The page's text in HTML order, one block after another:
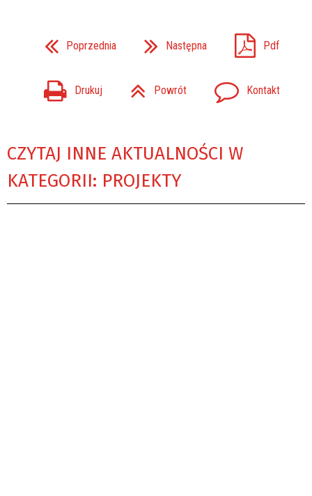
Poprzednia Następna Pdf
Drukuj Powrót Kontakt
CZYTAJ INNE AKTUALNOŚCI W
KATEGORII: PROJEKTY